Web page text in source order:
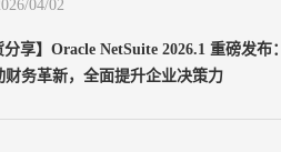
04/02
分享】Oracle NetSuite 2026.1 重磅发布：
财务革新，全面提升企业决策力